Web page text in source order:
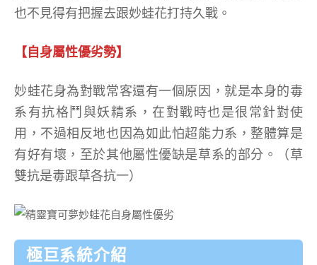
也不見得有把握去跟妙蛙花打持久戰。
【自身屬性優劣勢】
妙蛙花身為對戰常客還有一個原因，就是本身的毒
系有抗格鬥與妖精系，在對戰時也是很常針對使
用，不過相反地也因為如此怕超能力系，整體算是
有好有壞，至於其他屬性優缺是草系的部分。（草
雙抗是毒跟草各抗一）
極巨系統介紹